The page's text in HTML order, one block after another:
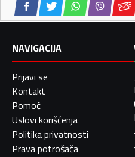
NAVIGACIJA
Prijavi se
Kontakt
Pomoć
Uslovi korišćenja
Politika privatnosti
Prava potrošača